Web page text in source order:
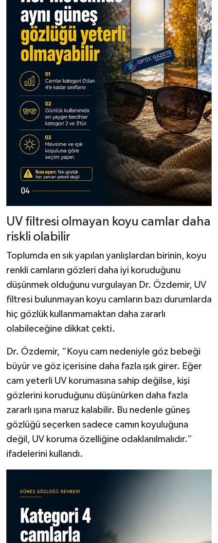
UV filtresi olmayan koyu camlar daha
riskli olabilir
Toplumda en sık yapılan yanlışlardan birinin, koyu
renkli camların gözleri daha iyi koruduğunu
düşünmek olduğunu vurgulayan Dr. Özdemir, UV
filtresi bulunmayan koyu camların bazı durumlarda
hiç gözlük kullanmamaktan daha zararlı
olabileceğine dikkat çekti.
Dr. Özdemir, “Koyu cam nedeniyle göz bebeği
büyür ve göz içerisine daha fazla ışık girer. Eğer
cam yeterli UV korumasına sahip değilse, kişi
gözlerini koruduğunu düşünürken daha fazla
zararlı ışına maruz kalabilir. Bu nedenle güneş
gözlüğü seçerken sadece camın koyuluğuna
değil, UV koruma özelliğine odaklanılmalıdır.”
ifadelerini kullandı.